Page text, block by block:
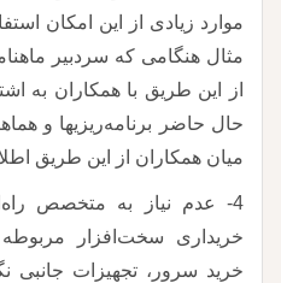
موارد زیادی از این امکان
مثال هنگامی که سردبیر
از این طریق با همکاران به
حال حاضر برنامه‌ریزیها و
میان همکاران از این طریق
4- عدم نیاز به متخصص
خریداری سخت‌افزار
خرید سرور، تجهیزات جانبی